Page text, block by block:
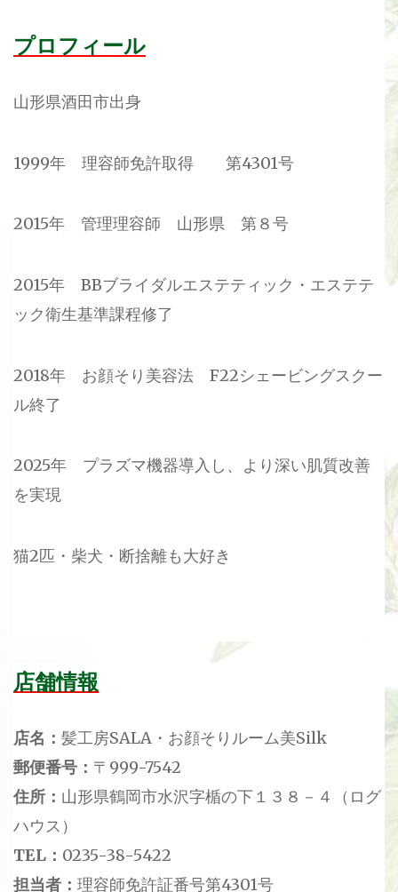
プロフィール
山形県酒田市出身
1999年 理容師免許取得 第4301号
2015年 管理理容師 山形県 第８号
2015年 BBブライダルエステティック・エステテ
ック衛生基準課程修了
2018年 お顔そり美容法 F22シェービングスクー
ル終了
2025年 プラズマ機器導入し、より深い肌質改善
を実現
猫2匹・柴犬・断捨離も大好き
店舗情報
店名： 髪工房SALA・お顔そりルーム美Silk
郵便番号： 〒999-7542
住所： 山形県鶴岡市水沢字楯の下１３８－４（ログ
ハウス）
TEL： 0235-38-5422
担当者： 理容師免許証番号第4301号